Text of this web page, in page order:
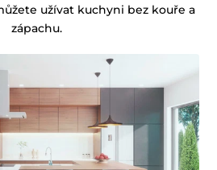
užívat kuchyni bez kouře a
zápachu.